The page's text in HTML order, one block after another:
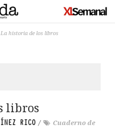
La historia de los libros
libros
RICO /
Cuaderno de